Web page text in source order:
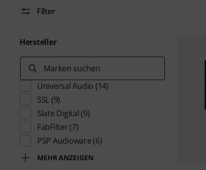
Filter
Hersteller
Marken suchen
Universal Audio (14)
SSL (9)
Slate Digital (9)
FabFilter (7)
PSP Audioware (6)
MEHR ANZEIGEN